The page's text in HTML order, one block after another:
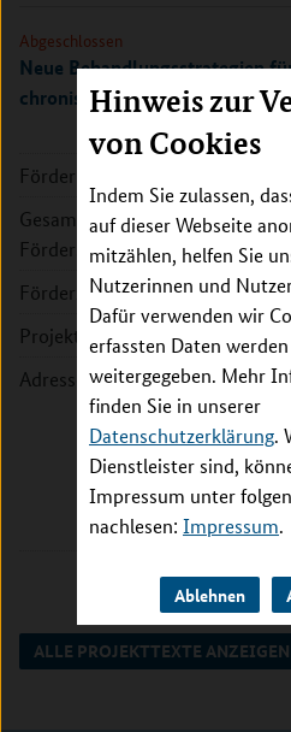
Hinweis zur
von Cookies
Indem Sie zulassen,
auf dieser Webseite
mitzählen, helfen Sie
Nutzerinnen und
Dafür verwenden wir
erfassten Daten
weitergegeben. Mehr
finden Sie in unserer
Datenschutzerklärung.
Dienstleister sind,
Impressum unter
nachlesen: Impressum.
Ablehnen
Abgeschlossen
Neue Behandlungsstrategien
chronische mukokutane
Förderkennzeichen:
Gesamte
Fördersumme:
354.946
Förderzeitraum:
2015 -
Projektleitung:
Prof. Dr.
Adresse:
Albert-
Freiburg,
79106
ALLE PROJEKTTEXTE ANZEIGEN